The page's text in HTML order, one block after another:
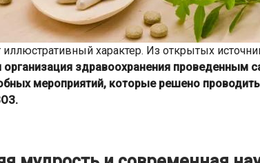
иллюстративный характер. Из открытых
организация здравоохранения проведенным
мероприятий, которые решено